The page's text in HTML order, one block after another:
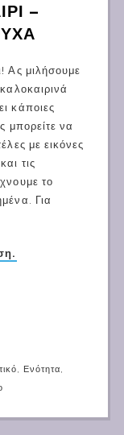
–
Ας μιλήσουμε
κάποιες
μπορείτε να
με εικόνες
τις
το
Για
, Ενότητα,